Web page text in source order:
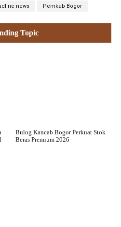
news Pemkab Bogor
Topic
Bulog Kancab Bogor Perkuat Stok
Beras Premium 2026